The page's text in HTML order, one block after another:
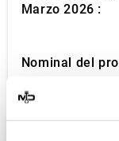
Marzo 2026 :
Nominal del
Good and fast